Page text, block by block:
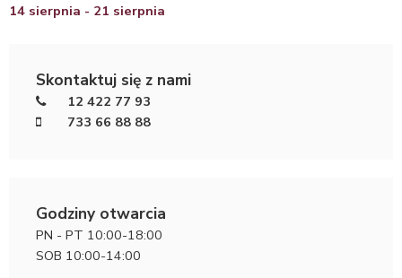
14 sierpnia - 21 sierpnia
Skontaktuj się z nami
12 422 77 93
733 66 88 88
Godziny otwarcia
PN - PT 10:00-18:00
SOB 10:00-14:00